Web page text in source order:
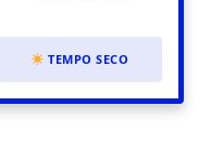
TEMPO SECO